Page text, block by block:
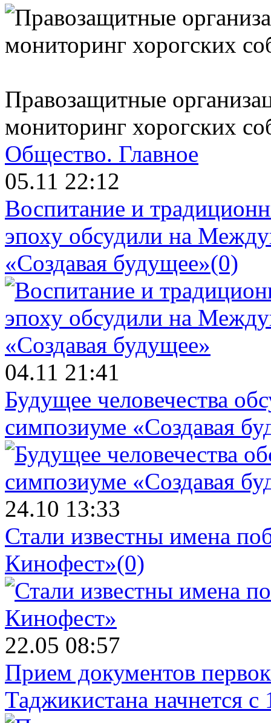
Правозащитные
мониторинг хорогских
Общество. Главное
05.11 22:12
Воспитание и
эпоху обсудили на
«Создавая будущее»(0)
04.11 21:41
Будущее человечества
симпозиуме «Создавая
24.10 13:33
Стали известны имена
Кинофест»(0)
22.05 08:57
Прием документов
Таджикистана начнется с